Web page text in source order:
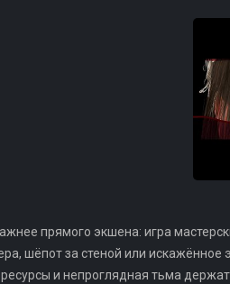
прямого экшена: игра
шёпот за стеной или
и непроглядная тьма